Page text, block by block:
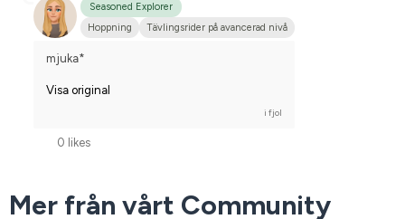
Seasoned Explorer
Hoppning
Tävlingsrider på avancerad nivå
mjuka*
Visa original
i fjol
0 likes
Mer från vårt Community